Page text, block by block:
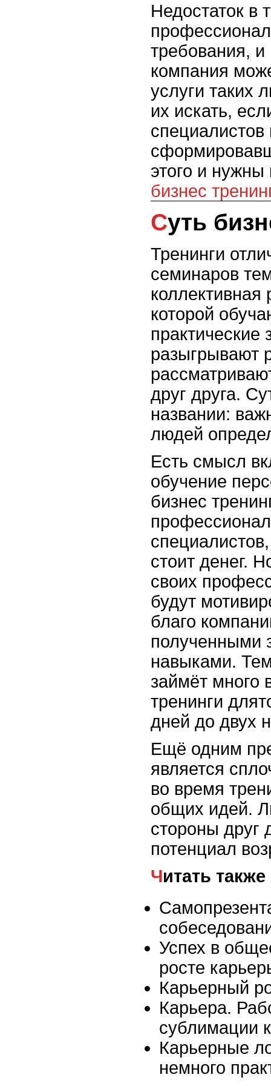
Недостаток в
требования, и
компания
услуги таких
их искать,
специалистов
этого и
бизнес
Суть
Тренинги
семинаров
коллективная
которой
практические
разыгрывают
друг друга.
названии:
людей
Есть смысл
обучение
бизнес
стоит денег.
своих
будут
благо
полученными
навыками.
займёт много
тренинги
дней до двух
Ещё одним
является
во время
общих идей.
стороны друг
потенциал
Читать также
Успех в
росте
Карьерный
Карьера.
сублимации
Карьерные
немного